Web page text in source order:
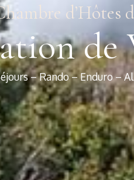
d’Hôtes
de
– Rando – Enduro –